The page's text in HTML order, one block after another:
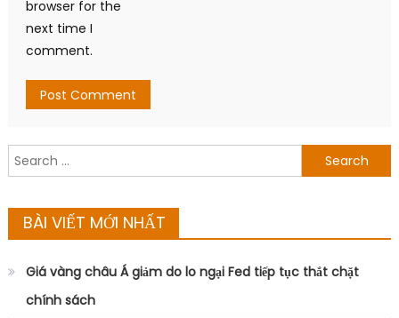
browser for the
next time I
comment.
Search
for:
BÀI VIẾT MỚI NHẤT
Giá vàng châu Á giảm do lo ngại Fed tiếp tục thắt chặt
chính sách